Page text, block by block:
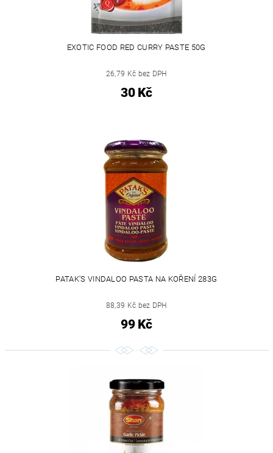
EXOTIC FOOD RED CURRY PASTE 50G
26,79 Kč bez DPH
30 Kč
PATAK'S VINDALOO PASTA NA KOŘENÍ 283G
88,39 Kč bez DPH
99 Kč